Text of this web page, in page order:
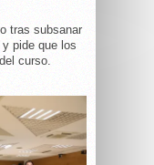
tras subsanar
pide que los
curso.